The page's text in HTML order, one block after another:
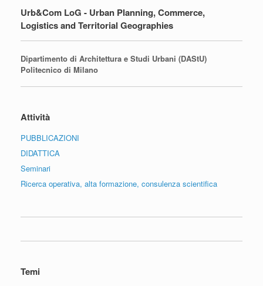
Urb&Com LoG - Urban Planning, Commerce,
Logistics and Territorial Geographies
Dipartimento di Architettura e Studi Urbani (DAStU)
Politecnico di Milano
Attività
PUBBLICAZIONI
DIDATTICA
Seminari
Ricerca operativa, alta formazione, consulenza scientifica
Temi